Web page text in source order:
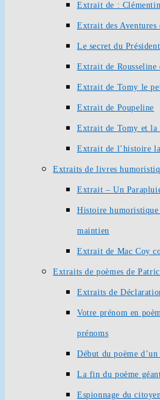
Extrait de :
Extrait des
Le secret du
Extrait de Rousseline
Extrait de Tomy le
Extrait de Poupeline
Extrait de Tomy et la
Extrait de l’histoire
Extraits de livres
Extrait – Un
Histoire
maintien
Extrait de Mac Coy
Extraits de poèmes de
Extraits de
Votre prénom en
prénoms
Début du poème
La fin du poème
Espionnage du